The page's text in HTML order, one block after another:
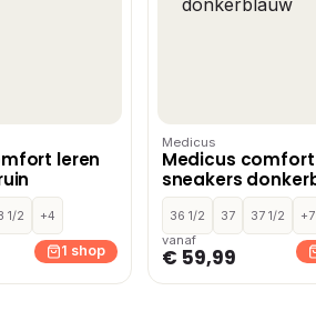
leren
1/2
+4
1 shop
Medicus
Medicus
sneakers
36 1/2 37 37 1/2
+7
vanaf
€ 59,99